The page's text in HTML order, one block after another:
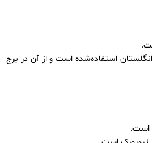
انگلستان استفاده‌شده است و از آن در برج